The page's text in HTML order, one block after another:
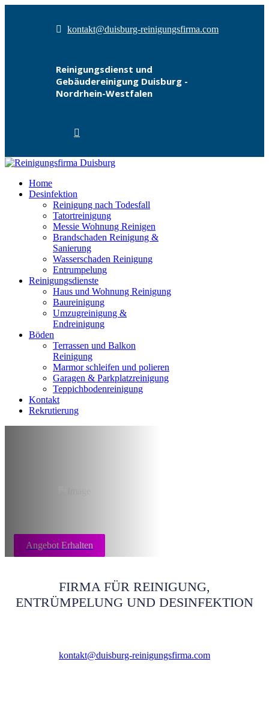
kontakt@duisburg-reinigungsfirma.com
Reinigungsdienst und
Gebäudereinigung Duisburg -
Nordrhein-Westfalen
Home
Desinfektion
Reinigung nach Todesfall
Tatortreinigung
Messie Wohnung Reinigen
Brandschaden Reinigung &
Sanierung
Wasserschaden Reinigung
Entrumpelung
Reinigungsdienste
Haus und Wohnung Reinigung
Baureinigung
Umzugreinigung &
Endreinigung
Böden
Terrassen und Balkon
Reinigung
Marmor schleifen und polieren
Garagen & Parkplatzreinigung
Teppichbodenreinigung
Kontakt
Rekrutierung
Angebot Erhalten
FIRMA FÜR REINIGUNG,
ENTRÜMPELUNG UND DESINFEKTION
kontakt@duisburg-reinigungsfirma.com